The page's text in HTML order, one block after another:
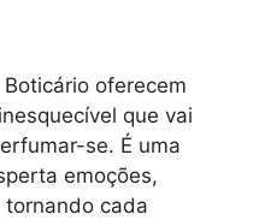
oferecem
que vai
se. É uma
emoções,
cada